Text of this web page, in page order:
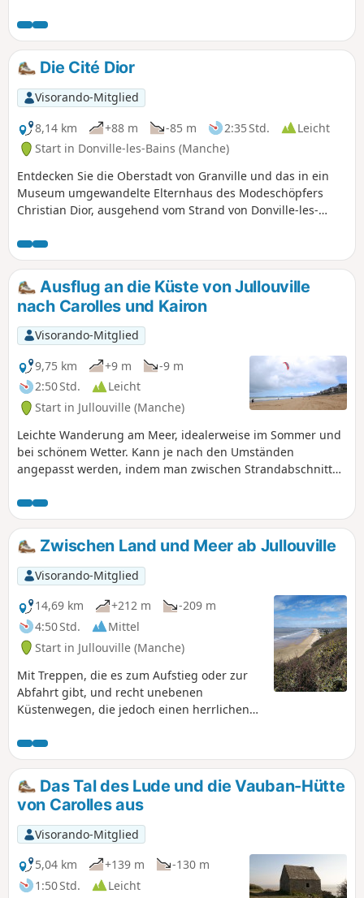
Europas herrschen. Granville ist eine
dynamische Stadt, die von ihrer
touristischen Bekanntheit profitiert.
Dazu trägt auch seine maritime
Ausrichtung bei. Bei diesem
Spaziergang entdecken Sie die hübsche
normannische Korsarenstadt, die auf
ihrem Felsen thront und von
Stadtmauern umgeben ist. Diese Stadt
erinnert an den Charme ihrer
Schwesterstadt Saint-Malo.
Die Cité Dior
Visorando-Mitglied
8,14 km
+88 m -85 m 2:35 Std.
Leicht
Start in Donville-les-Bains (Manche)
Entdecken Sie die Oberstadt von Granville und das in ein
Museum umgewandelte Elternhaus des Modeschöpfers
Christian Dior, ausgehend vom Strand von Donville-les-
Ausflug an die Küste von Jullouville
nach Carolles und Kairon
Visorando-Mitglied
9,75 km
+9 m
-9 m
2:50 Std.
Leicht
Start in Jullouville (Manche)
Leichte Wanderung am Meer, idealerweise im Sommer und
bei schönem Wetter. Kann je nach den Umständen
angepasst werden, indem man zwischen Strandabschnitten
Zwischen Land und Meer ab Jullouville
Visorando-Mitglied
14,69 km
+212 m
-209 m
4:50 Std.
Mittel
Start in Jullouville (Manche)
Mit Treppen, die es zum Aufstieg oder zur
Abfahrt gibt, und recht unebenen
Küstenwegen, die jedoch einen herrlichen
Rundwanderung, die zu Beginn einige
Kilometer asphaltierte, wenig begehene
kleine Straßen umfasst, im zweiten Teil
einen herrlichen Blick auf die normannische
Bocage-Landschaft und anschließend auf
die Küste des Cotentin.
Das Tal des Lude und die Vauban-Hütte
von Carolles aus
Visorando-Mitglied
5,04 km
+139 m
-130 m
1:50 Std.
Leicht